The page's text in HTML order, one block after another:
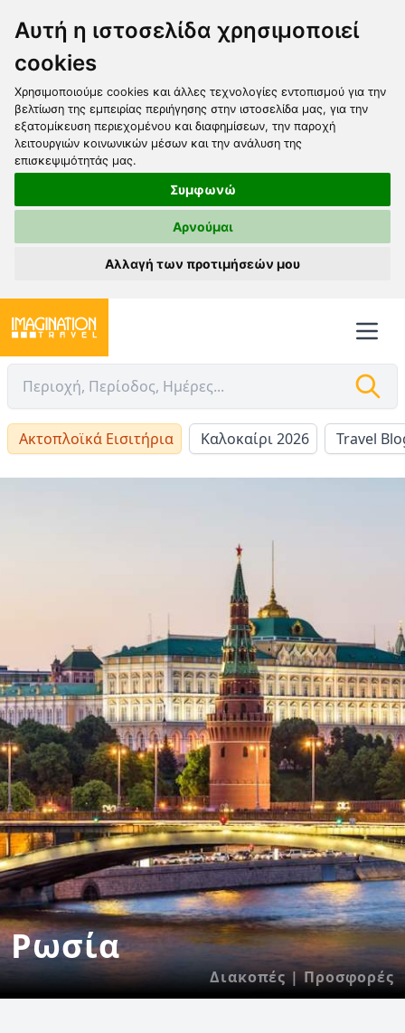
Αυτή η ιστοσελίδα χρησιμοποιεί
cookies
Χρησιμοποιούμε cookies και άλλες τεχνολογίες εντοπισμού για την
βελτίωση της εμπειρίας περιήγησης στην ιστοσελίδα μας, για την
εξατομίκευση περιεχομένου και διαφημίσεων, την παροχή
λειτουργιών κοινωνικών μέσων και την ανάλυση της
επισκεψιμότητάς μας.
Συμφωνώ
Αρνούμαι
Αλλαγή των προτιμήσεών μου
Ακτοπλοϊκά Εισιτήρια Καλοκαίρι 2026 Travel
Ρωσία
Διακοπές | Προσφορές